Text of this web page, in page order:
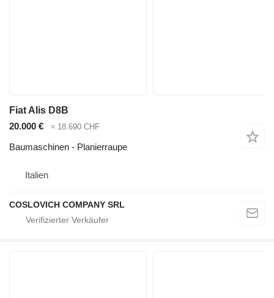
Fiat Alis D8B
20.000 €
≈ 18.690 CHF
Baumaschinen - Planierraupe
Italien
COSLOVICH COMPANY SRL